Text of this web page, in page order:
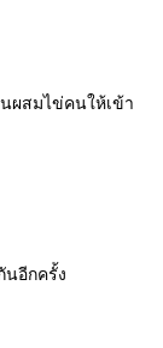
ผสมไข่คนให้เข้า
นอีกครั้ง